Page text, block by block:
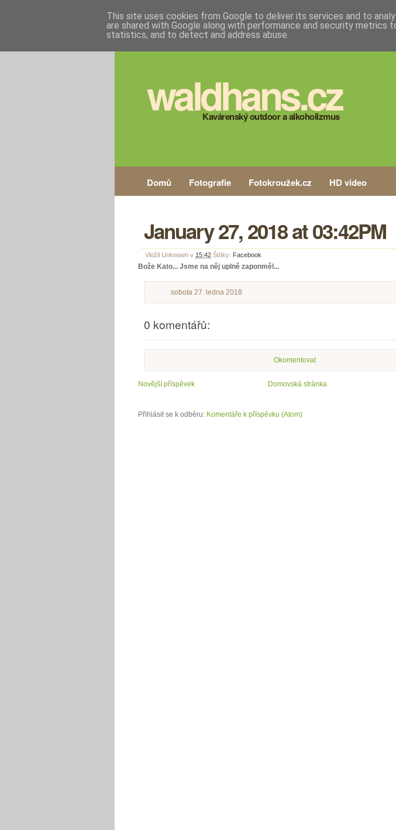
waldhans.cz
Kavárenský outdoor a alkoholizmus
Domů Fotografie Fotokroužek.cz HD video
January 27, 2018 at 03:42PM
Vložil Unknown v 15:42 Štítky: Facebook
Bože Kato... Jsme na něj uplně zaponměl...
sobota 27. ledna 2018
0 komentářů:
Okomentovat
Novější příspěvek Domovská stránka
Přihlásit se k odběru: Komentáře k příspěvku (Atom)
This site uses cookies from Google to deliver its services and to
are shared with Google along with performance and security metrics
statistics, and to detect and address abuse.